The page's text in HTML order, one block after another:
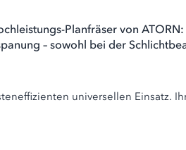
Planfräser von
– sowohl bei der
universellen Einsatz.